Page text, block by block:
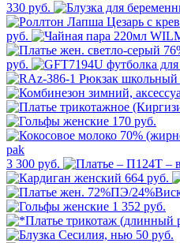
330 руб.
руб.
руб.
170 руб.
3 300 руб.
664 руб.
1 352 руб.
50 руб.